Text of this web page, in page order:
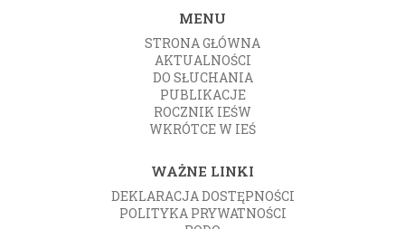
MENU
STRONA GŁÓWNA
AKTUALNOŚCI
DO SŁUCHANIA
PUBLIKACJE
ROCZNIK IEŚW
WKRÓTCE W IEŚ
WAŻNE LINKI
DEKLARACJA DOSTĘPNOŚCI
POLITYKA PRYWATNOŚCI